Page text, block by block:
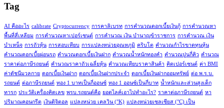
Tag
AI คืออะไร calibrate Cryptocurrency การคาลิเบรท การคำนวณดอกเบี้ยเงินกู้ การคำนวณหา
พื้นที่สี่เหลียม การคำนวณหาเปอร์เซนต์ การคำนวณ เงิน บำนาญข้าราชการ การคำนวณ เงิน
บำเหน็จ การถัวหุ้น การสอบเทียบ การแปลงหน่วยอุณหภูมิ คริบโต คำนวณกำไรขาดทุนหุ้น
คำนวณดอกเบี้ยผ่อนรถ คำนวณดอกเบี้ยเงินฝาก คำนวณน้ำหนักทองคำ คำนวณปูนกี่คิว คำนวณ
ราคาต่อภาษีรถยนต์ คำนวณราคาถัวเฉลี่ยหุ้น คำนวณเทียบราคาสินค้า คิดเปอร์เซนต์ ค่า BMI
ค่าดัชนีมวลกาย ดอกเบี้ยเงินฝาก ดอกเบี้ยเงินฝากประจำ ดอกเบี้ยเงินฝากออมทรัพย์ ต่อ พ.ร.บ.
รถยนต์ ต่อภาษีรถยนต์ ทอง 1 บาทเป็นกี่ออนซ์ ทอง 1 ออนซ์เป็นกี่บาท น้ำหนักและส่วนสูงเด็ก
ทารก ประวัติเครื่องคิดเลข พรบ.รถยนต์คือ ยอดไลค์เอาไปทำอะไร? ราคาต่อภาษีรถยนต์ หา
ปริมาณคอนกรีต เงินดิจิตอล แปลงหน่วย เคลวิน (°K) แปลงหน่วยเซลเซียส (°C) เป็น